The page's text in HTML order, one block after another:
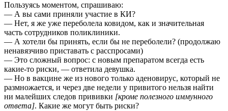
Пользуясь моментом, спрашиваю:
— А вы сами приняли участие в КИ?
— Нет, я же уже переболела ковидом, как и значительная
часть сотрудников поликлиники.
— А хотели бы принять, если бы не переболели? (продолжаю
ненавязчиво приставать с расспросами)
— Это сложный вопрос: с новым препаратом всегда есть
какие-то риски, — ответила девушка.
— Но в вакцине же из нового только аденовирус, который не
размножается, и через две недели у привитого нельзя найти
ни малейших следов прививки [кроме полезного иммунного
ответа]. Какие же могут быть риски?